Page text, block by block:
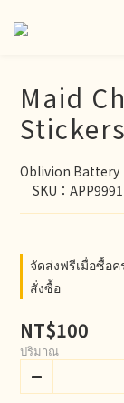
Maid
Oblivion Battery
SKU：
จัดส่งฟรีเมื่อซื้อ
สั่งซื้อ
NT$100
ปริมาณ